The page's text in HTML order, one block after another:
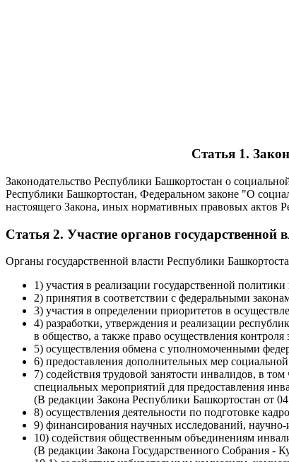
Статья 1.
Законодательство Республики Башкортостан о
Республики Башкортостан, Федеральном законе "О
настоящего Закона, иных нормативных правовых актов
Статья 2. Участие органов
Органы государственной власти Республики
1) участия в реализации государственной
2) принятия в соответствии с федеральными
3) участия в определении приоритетов в
4) разработки, утверждения и реализации
в общество, а также право осуществления контроля
5) осуществления обмена с уполномоченными
6) предоставления дополнительных мер
7) содействия трудовой занятости инвалидов, в
специальных мероприятий для предоставления
(В редакции Закона Республики Башкортостан от
8) осуществления деятельности по подготовке
9) финансирования научных исследований,
10) содействия общественным объединениям
(В редакции Закона Государственного Собрания -